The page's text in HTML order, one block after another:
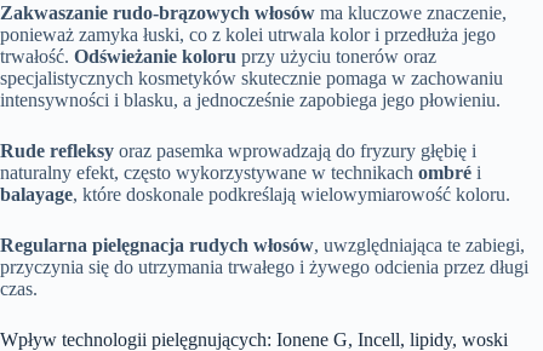
Zakwaszanie rudo-brązowych włosów ma kluczowe znaczenie,
ponieważ zamyka łuski, co z kolei utrwala kolor i przedłuża jego
trwałość. Odświeżanie koloru przy użyciu tonerów oraz
specjalistycznych kosmetyków skutecznie pomaga w zachowaniu
intensywności i blasku, a jednocześnie zapobiega jego płowieniu.
Rude refleksy oraz pasemka wprowadzają do fryzury głębię i
naturalny efekt, często wykorzystywane w technikach ombré i
balayage, które doskonale podkreślają wielowymiarowość koloru.
Regularna pielęgnacja rudych włosów, uwzględniająca te zabiegi,
przyczynia się do utrzymania trwałego i żywego odcienia przez długi
czas.
Wpływ technologii pielęgnujących: Ionene G, Incell, lipidy, woski